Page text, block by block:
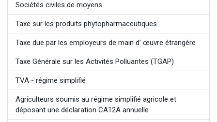
Sociétés civiles de moyens
Taxe sur les produits phytopharmaceutiques
Taxe due par les employeurs de main d’ œuvre étrangère
Taxe Générale sur les Activités Polluantes (TGAP)
TVA - régime simplifié
Agriculteurs soumis au régime simplifié agricole et
déposant une déclaration CA12A annuelle